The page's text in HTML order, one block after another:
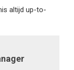
altijd up-to-